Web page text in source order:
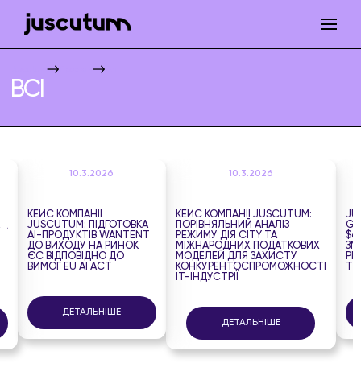
ВСІ
10.3.2026
КЕЙС КОМПАНІЇ
JUSCUTUM: ПІДГОТОВКА
AI-ПРОДУКТІВ WANTENT
ДО ВИХОДУ НА РИНОК
ЄС ВІДПОВІДНО ДО
ВИМОГ EU AI ACT
ДЕТАЛЬНІШЕ
10.3.2026
КЕЙС КОМПАНІЇ JUSCUTUM:
ПОРІВНЯЛЬНИЙ АНАЛІЗ
РЕЖИМУ ДІЯ CITY ТА
МІЖНАРОДНИХ ПОДАТКОВИХ
МОДЕЛЕЙ ДЛЯ ЗАХИСТУ
КОНКУРЕНТОСПРОМОЖНОСТІ
ІТ-ІНДУСТРІЇ
ДЕТАЛЬНІШЕ